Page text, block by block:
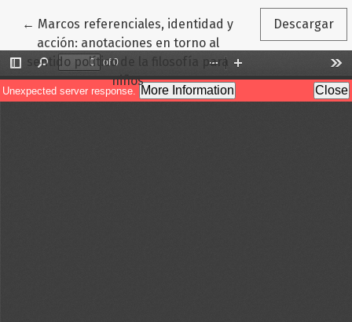
← Volver a los detalles del artículo
Marcos referenciales, identidad y
acción: anotaciones en torno al
sentido político de la filosofía para
niños
Descargar